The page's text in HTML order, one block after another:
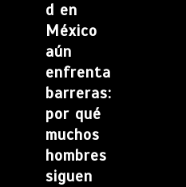
d en
México
aún
enfrenta
barreras:
por qué
muchos
hombres
siguen